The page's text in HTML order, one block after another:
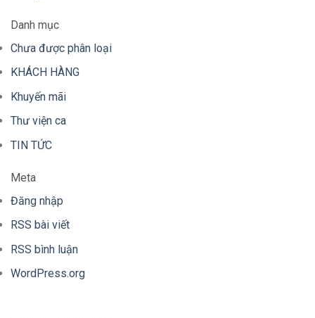
Danh mục
Chưa được phân loại
KHÁCH HÀNG
Khuyến mãi
Thư viện ca
TIN TỨC
Meta
Đăng nhập
RSS bài viết
RSS bình luận
WordPress.org